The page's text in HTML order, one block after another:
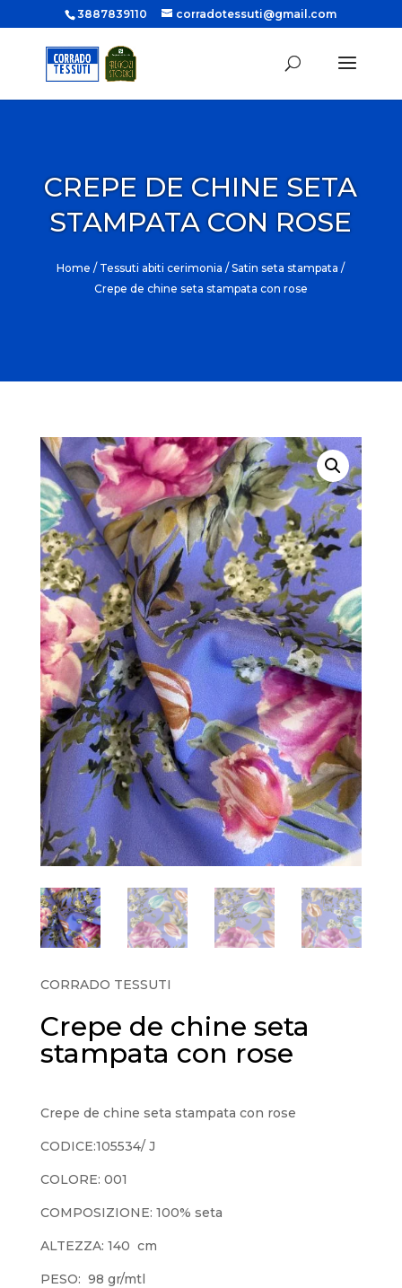
3887839110 corradotessuti@gmail.com
CREPE DE CHINE SETA
STAMPATA CON ROSE
Home / Tessuti abiti cerimonia /Satin seta stampata /
Crepe de chine seta stampata con rose
CORRADO TESSUTI
Crepe de chine seta
stampata con rose
Crepe de chine seta stampata con rose
CODICE:105534/ J
COLORE: 001
COMPOSIZIONE: 100% seta
ALTEZZA: 140 cm
PESO: 98 gr/mtl